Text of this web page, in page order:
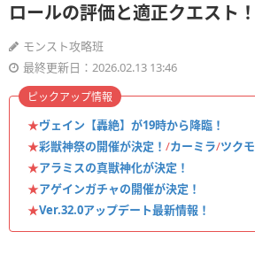
ロールの評価と適正クエスト！
モンスト攻略班
最終更新日：2026.02.13 13:46
★ヴェイン【轟絶】が19時から降臨！
★彩獣神祭の開催が決定！ /カーミラ/ツクモ
★アラミスの真獣神化が決定！
★アゲインガチャの開催が決定！
★Ver.32.0アップデート最新情報！
ピックアップ情報